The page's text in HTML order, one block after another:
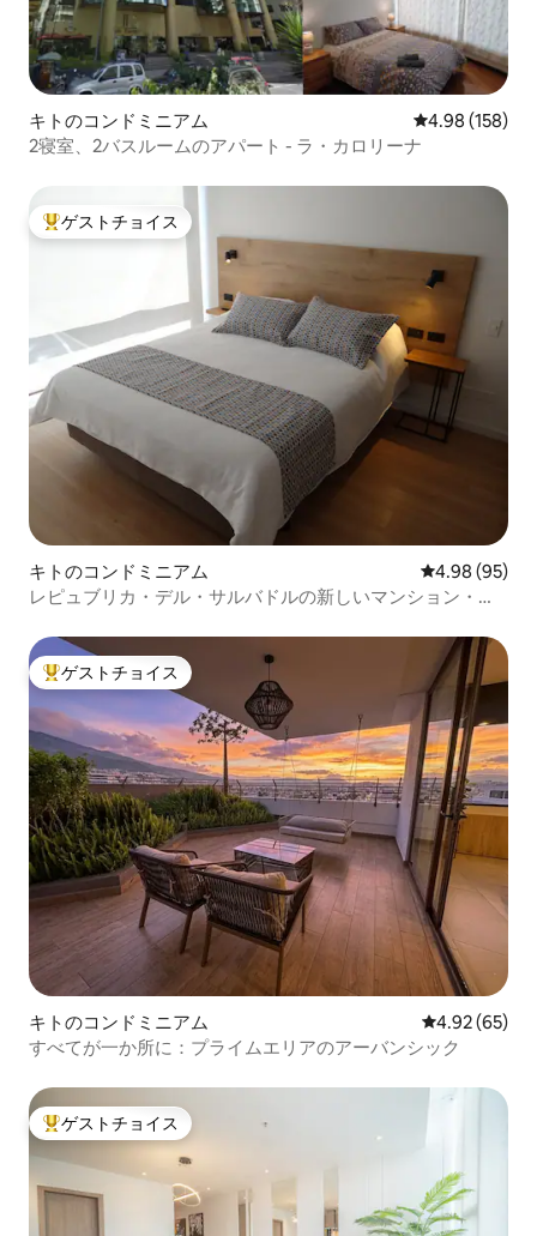
キトのコンドミニアム レビュー158
4.98 (158)
2寝室、2バスルームのアパート - ラ・カロリーナ
大好評のゲストチョイスです。
ゲストチョイス
キトのコンドミニアム レビュー95
4.98 (95)
レピュブリカ・デル・サルバドルの新しいマンション・ア
大好評のゲストチョイスです。
ゲストチョイス
キトのコンドミニアム レビュー65
4.92 (65)
すべてが一か所に：プライムエリアのアーバンシック
大好評のゲストチョイスです。
ゲストチョイス